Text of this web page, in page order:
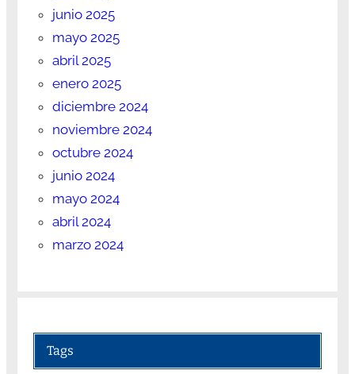
junio 2025
mayo 2025
abril 2025
enero 2025
diciembre 2024
noviembre 2024
octubre 2024
junio 2024
mayo 2024
abril 2024
marzo 2024
Tags